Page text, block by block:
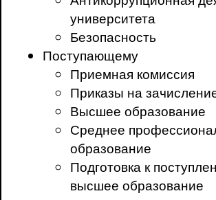
университета
Безопасность
Поступающему
Приемная комиссия
Приказы на
Высшее образование
Среднее
образование
Подготовка к
высшее образование